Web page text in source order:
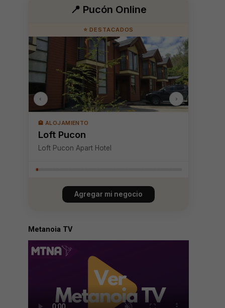
📍 Pucón Online
⭐ DESTACADOS
🏨 ALOJAMIENTO
Loft Pucon
Loft Pucon Apart Hotel
‹ ›
Agregar mi negocio
Metanoia TV